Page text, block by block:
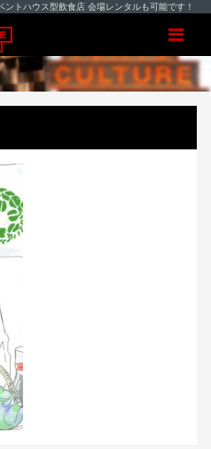
ントハウス型飲食店 会場レンタルも可能です！